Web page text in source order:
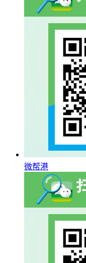
微帮港